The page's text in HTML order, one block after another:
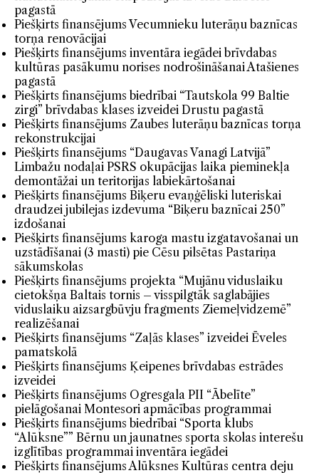
pagastā
Piešķirts finansējums Vecumnieku luterāņu baznīcas
torņa renovācijai
Piešķirts finansējums inventāra iegādei brīvdabas
kultūras pasākumu norises nodrošināšanai Atašienes
pagastā
Piešķirts finansējums biedrībai “Tautskola 99 Baltie
zirgi” brīvdabas klases izveidei Drustu pagastā
Piešķirts finansējums Zaubes luterāņu baznīcas torņa
rekonstrukcijai
Piešķirts finansējums “Daugavas Vanagi Latvijā”
Limbažu nodaļai PSRS okupācijas laika pieminekļa
demontāžai un teritorijas labiekārtošanai
Piešķirts finansējums Biķeru evaņģēliski luteriskai
draudzei jubilejas izdevuma “Biķeru baznīcai 250”
izdošanai
Piešķirts finansējums karoga mastu izgatavošanai un
uzstādīšanai (3 masti) pie Cēsu pilsētas Pastariņa
sākumskolas
Piešķirts finansējums projekta “Mujānu viduslaiku
cietokšņa Baltais tornis – visspilgtāk saglabājies
viduslaiku aizsargbūvju fragments Ziemeļvidzemē”
realizēšanai
Piešķirts finansējums “Zaļās klases” izveidei Ēveles
pamatskolā
Piešķirts finansējums Ķeipenes brīvdabas estrādes
izveidei
Piešķirts finansējums Ogresgala PII “Ābelīte”
pielāgošanai Montesori apmācības programmai
Piešķirts finansējums biedrībai “Sporta klubs
“Alūksne”” Bērnu un jaunatnes sporta skolas interešu
izglītības programmai inventāra iegādei
Piešķirts finansējums Alūksnes Kultūras centra deju